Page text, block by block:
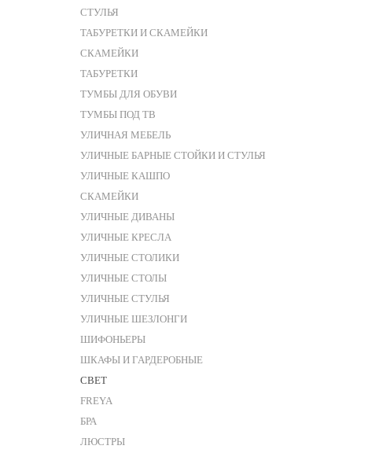
СТУЛЬЯ
ТАБУРЕТКИ И СКАМЕЙКИ
СКАМЕЙКИ
ТАБУРЕТКИ
ТУМБЫ ДЛЯ ОБУВИ
ТУМБЫ ПОД ТВ
УЛИЧНАЯ МЕБЕЛЬ
УЛИЧНЫЕ БАРНЫЕ СТОЙКИ И СТУЛЬЯ
УЛИЧНЫЕ КАШПО
СКАМЕЙКИ
УЛИЧНЫЕ ДИВАНЫ
УЛИЧНЫЕ КРЕСЛА
УЛИЧНЫЕ СТОЛИКИ
УЛИЧНЫЕ СТОЛЫ
УЛИЧНЫЕ СТУЛЬЯ
УЛИЧНЫЕ ШЕЗЛОНГИ
ШИФОНЬЕРЫ
ШКАФЫ И ГАРДЕРОБНЫЕ
СВЕТ
FREYA
БРА
ЛЮСТРЫ